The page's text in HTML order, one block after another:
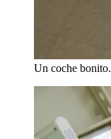
Un coche bonito.